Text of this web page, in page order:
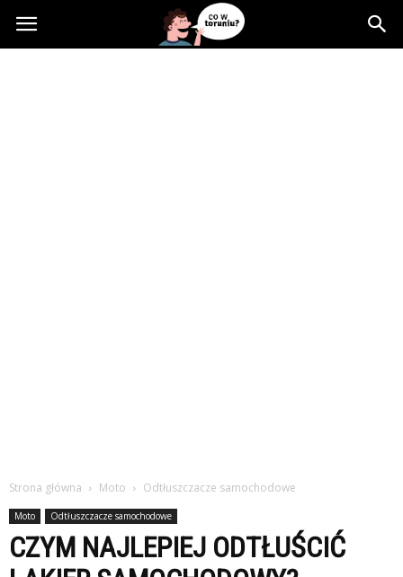
Cowtoruniu.pl
Strona główna Moto Odtłuszczacze samochodowe
Moto Odtłuszczacze samochodowe
CZYM NAJLEPIEJ ODTŁUŚCIĆ